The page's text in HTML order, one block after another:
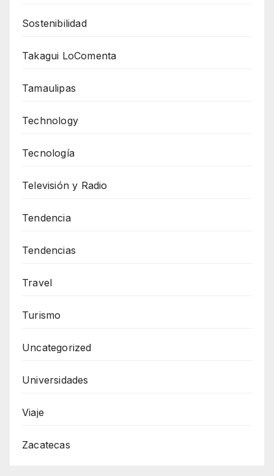
Sostenibilidad
Takagui LoComenta
Tamaulipas
Technology
Tecnología
Televisión y Radio
Tendencia
Tendencias
Travel
Turismo
Uncategorized
Universidades
Viaje
Zacatecas